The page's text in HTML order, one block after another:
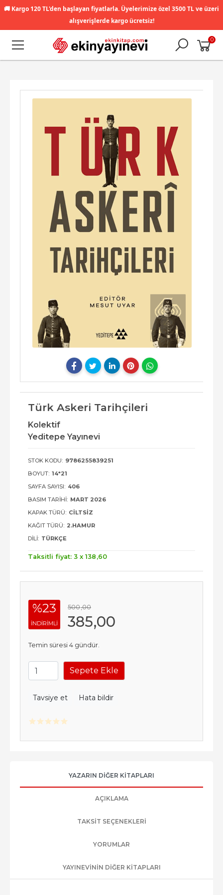
🚚 Kargo 120 TL'den başlayan fiyatlarla. Üyelerimize özel 3500 TL ve üzeri
alışverişlerde kargo ücretsiz!
0
Türk Askeri Tarihçileri
Kolektif
Yeditepe Yayınevi
STOK KODU: 9786255839251
BOYUT: 14*21
SAYFA SAYISI: 406
BASIM TARIHI: MART 2026
KAPAK TÜRÜ: CILTSIZ
KAĞIT TÜRÜ: 2.HAMUR
DILI: TÜRKÇE
Taksitli fiyat: 3 x 138 ,60
%23
INDIRIMLI
500,00
385,00
Temin süresi 4 gündür.
Sepete Ekle
Tavsiye et Hata bildir
YAZARIN DIĞER KITAPLARI
AÇIKLAMA
TAKSIT SEÇENEKLERI
YORUMLAR
YAYINEVININ DIĞER KITAPLARI